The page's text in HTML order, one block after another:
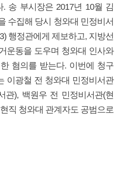
송 부시장은 2017년 10월 김
수집해 당시 청와대 민정비서
행정관에게 제보하고, 지방선
운동을 도우며 청와대 인사와
혐의를 받는다. 이번에 청구
이광철 전 청와대 민정비서관
관), 백원우 전 민정비서관(현
직 청와대 관계자도 공범으로